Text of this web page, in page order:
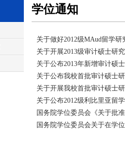
学位通知
关于做好2012级MAud留学
关于开展2013级审计硕士研
关于公布2013年新增审计硕
关于公布我校首批审计硕士
关于开展我校首批审计硕士
关于公布2012级利比里亚留
国务院学位委员会《关于批
国务院学位委员会关于在学